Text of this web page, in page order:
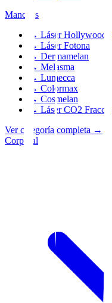
Manchas
→ Láser Hollywood
→ Láser Fotona
→ Dermamelan
→ Melasma
→ Lumecca
→ Colormax
→ Cosmelan
→ Láser CO2
Ver categoría completa →
Corporal